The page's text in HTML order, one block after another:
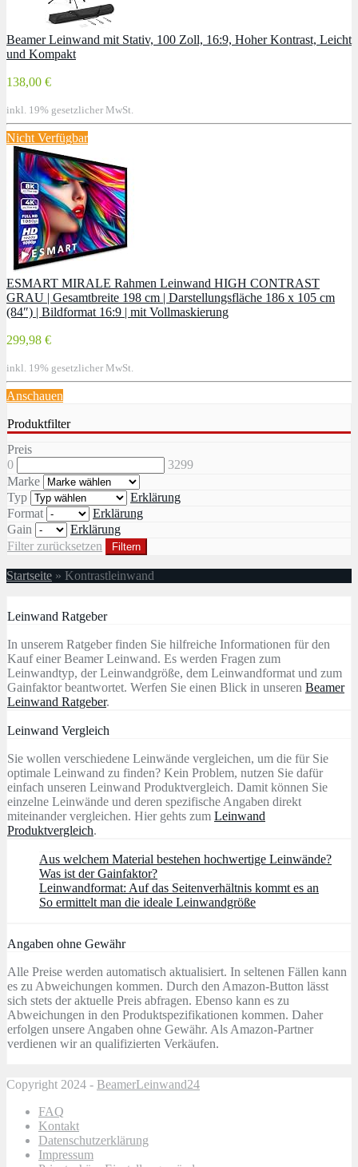
Beamer Leinwand mit Stativ, 100 Zoll, 16:9, Hoher Kontrast, Leicht
und Kompakt
138,00 €
inkl. 19% gesetzlicher MwSt.
Nicht Verfügbar
ESMART MIRALE Rahmen Leinwand HIGH CONTRAST
GRAU | Gesamtbreite 198 cm | Darstellungsfläche 186 x 105 cm
(84″) | Bildformat 16:9 | mit Vollmaskierung
299,98 €
inkl. 19% gesetzlicher MwSt.
Anschauen
Produktfilter
Preis
0
3299
Marke
Typ
Erklärung
Format
Erklärung
Gain
Erklärung
Filter zurücksetzen
Filtern
Startseite » Kontrastleinwand
Leinwand Ratgeber
In unserem Ratgeber finden Sie hilfreiche Informationen für den
Kauf einer Beamer Leinwand. Es werden Fragen zum
Leinwandtyp, der Leinwandgröße, dem Leinwandformat und zum
Gainfaktor beantwortet. Werfen Sie einen Blick in unseren Beamer
Leinwand Ratgeber.
Leinwand Vergleich
Sie wollen verschiedene Leinwände vergleichen, um die für Sie
optimale Leinwand zu finden? Kein Problem, nutzen Sie dafür
einfach unseren Leinwand Produktvergleich. Damit können Sie
einzelne Leinwände und deren spezifische Angaben direkt
miteinander vergleichen. Hier gehts zum Leinwand
Produktvergleich.
Aus welchem Material bestehen hochwertige Leinwände?
Was ist der Gainfaktor?
Leinwandformat: Auf das Seitenverhältnis kommt es an
So ermittelt man die ideale Leinwandgröße
Angaben ohne Gewähr
Alle Preise werden automatisch aktualisiert. In seltenen Fällen kann
es zu Abweichungen kommen. Durch den Amazon-Button lässt
sich stets der aktuelle Preis abfragen. Ebenso kann es zu
Abweichungen in den Produktspezifikationen kommen. Daher
erfolgen unsere Angaben ohne Gewähr. Als Amazon-Partner
verdienen wir an qualifizierten Verkäufen.
Copyright 2024 - BeamerLeinwand24
FAQ
Kontakt
Datenschutzerklärung
Impressum